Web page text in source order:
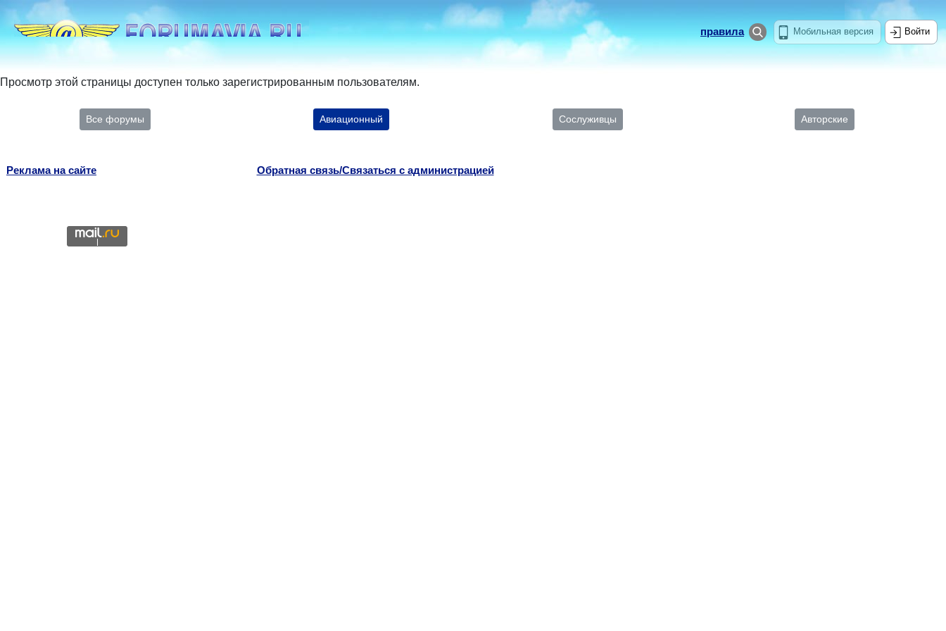
Мобильная версия
правила Войти
Просмотр этой страницы доступен только зарегистрированным пользователям.
Все форумы Авиационный Сослуживцы Авторские
Реклама на сайте Обратная связь/Связаться с администрацией